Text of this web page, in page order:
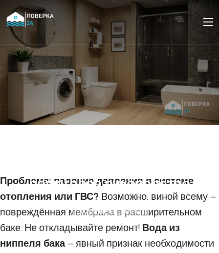
пошаговое руководство
02 МАРТА 2025
Проблема: падение давления в системе
отопления или ГВС? Возможно, виной всему –
повреждённая мембрана в расширительном
баке. Не откладывайте ремонт! Вода из
ниппеля бака– явный признак необходимости